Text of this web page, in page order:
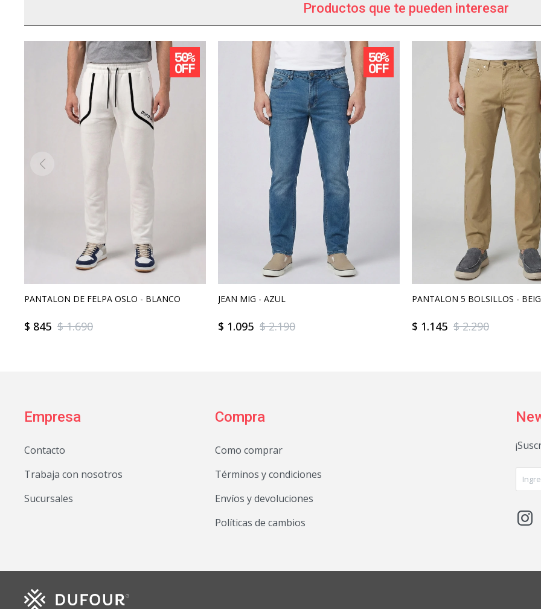
Productos que te pueden interesar
PANTALON DE FELPA OSLO - BLANCO
$ 845 $ 1.690
JEAN MIG - AZUL
$ 1.095 $ 2.190
PANTALON 5 BOLSILLOS -
$ 1.145 $ 2.290
Empresa
Contacto
Trabaja con nosotros
Sucursales
Compra
Como comprar
Términos y condiciones
Envíos y devoluciones
Políticas de cambios
